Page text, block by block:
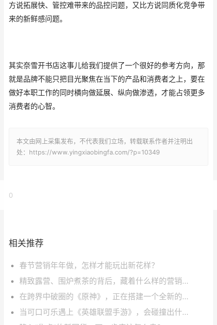
方说拓展快、管控难带来的品控问题，又比方说同质化竞争带
来的新鲜感问题。
其实奈雪开书店这事儿给我们提供了一个很好的参考方向，那
就是品牌不能只把目光聚焦在当下的产品和消费者之上，要在
做好本职工作的同时横向做延展、纵向做渗透，才能占领更多
消费者的心智。
本文由网上采集发布，不代表我们立场，转载联系作者并注明出
处：https://www.yingxiaobingfa.com/?p=10349
0
相关推荐
春节营销年年做，怎样才能玩出新花样？
精致露营、围炉煮茶的背后，藏着什么样的营销趋势？
在跨界中破圈的《原神》，正在搭建一个全新的世界！
当可口可乐遇上《英雄联盟手游》，会碰撞出什么样的火花？